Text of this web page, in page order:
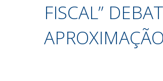
FISCAL”